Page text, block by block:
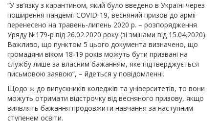
“У зв’язку з карантином, який було введено в Україні через
поширення пандемії COVID-19, весняний призов до армії
перенесено на травень-липень 2020 р. – розпорядження
Уряду №179-р від 26.02.2020 року (зі змінами від 15.04.2020).
Важливо, що пунктом 5 цього документа визначено, що
громадяни віком 18-19 років можуть бути призвані на
службу лише за власним бажанням, яке підтверджується
письмовою заявою”, – йдеться у повідомленні.
Щодо ж до випускників коледжів та університетів, то вони
можуть отримати відстрочку від весняного призову, якщо
виявлять бажання продовжити навчання за наступним
ступенем освіти.